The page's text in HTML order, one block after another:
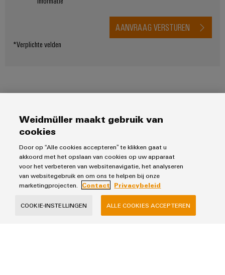
*Verplichte velden
AANVRAAG VERSTUREN
Producten
Relais
Voedingen
Industrial Ethernet
Oplossingen
Automatisering
Werkplekoplossingen
Industrial Analytics
Service
Weidmüller maakt gebruik van
cookies
Door op “Alle cookies accepteren” te klikken gaat u
akkoord met het opslaan van cookies op uw apparaat
voor het verbeteren van websitenavigatie, het analyseren
van websitegebruik en om ons te helpen bij onze
marketingprojecten.
Contact Privacybeleid
COOKIE-INSTELLINGEN ALLE COOKIES ACCEPTEREN